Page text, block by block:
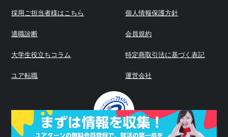
採用ご担当者様はこちら
適職診断
大学生役立ちコラム
ユア転職
個人情報保護方針
会員規約
特定商取引法に基づく表記
運営会社